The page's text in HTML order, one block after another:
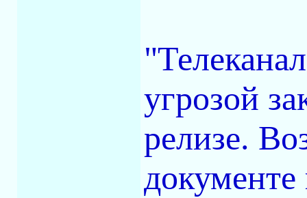
угрозой
релизе.
документе